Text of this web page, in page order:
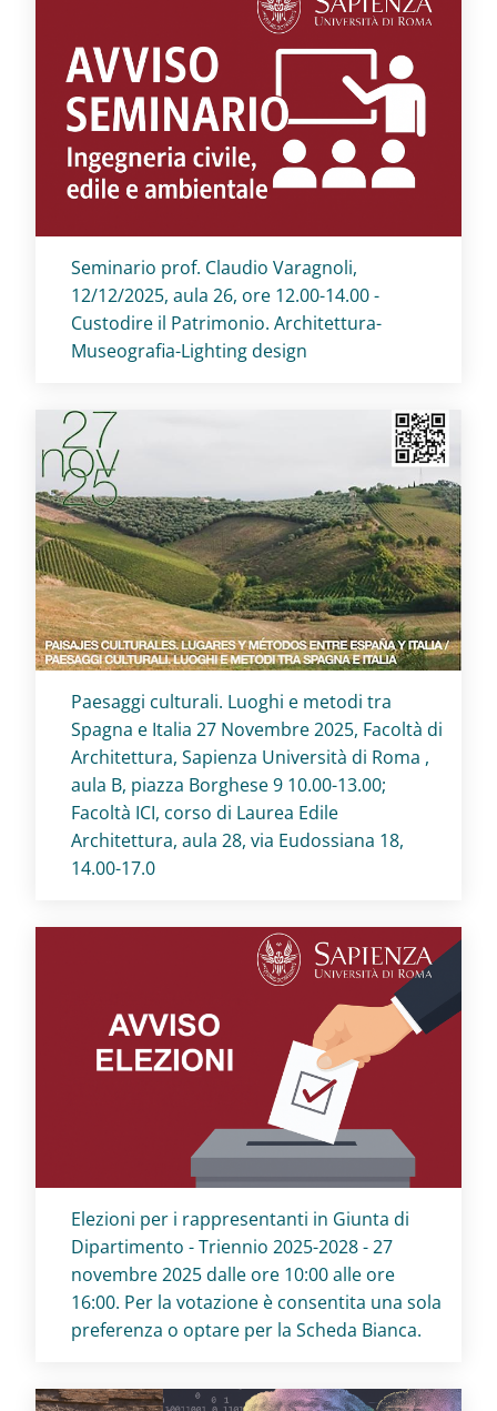
Titolo card:
Seminario prof. Claudio Varagnoli,
12/12/2025, aula 26, ore 12.00-14.00 -
Custodire il Patrimonio. Architettura-
Museografia-Lighting design
Titolo card:
Paesaggi culturali. Luoghi e metodi tra
Spagna e Italia 27 Novembre 2025, Facoltà di
Architettura, Sapienza Università di Roma ,
aula B, piazza Borghese 9 10.00-13.00;
Facoltà ICI, corso di Laurea Edile
Architettura, aula 28, via Eudossiana 18,
14.00-17.0
Titolo card:
Elezioni per i rappresentanti in Giunta di
Dipartimento - Triennio 2025-2028 - 27
novembre 2025 dalle ore 10:00 alle ore
16:00. Per la votazione è consentita una sola
preferenza o optare per la Scheda Bianca.